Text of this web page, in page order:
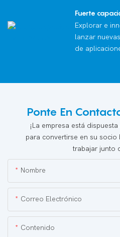
Fuerte
Explorar e
lanzar
de
Ponte En
¡La empresa está
para convertirse en su
trabajar junto
Nombre
Correo Electrónico
Contenido